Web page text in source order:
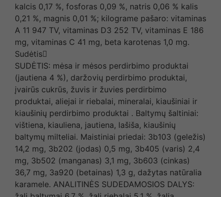
kalcis 0,17 %, fosforas 0,09 %, natris 0,06 % kalis
0,21 %, magnis 0,01 %; kilograme pašaro: vitaminas
A 11 947 TV, vitaminas D3 252 TV, vitaminas E 186
mg, vitaminas C 41 mg, beta karotenas 1,0 mg.
Sudėtis
SUDĖTIS: mėsa ir mėsos perdirbimo produktai
(jautiena 4 %), daržovių perdirbimo produktai,
įvairūs cukrūs, žuvis ir žuvies perdirbimo
produktai, aliejai ir riebalai, mineralai, kiaušiniai ir
kiaušinių perdirbimo produktai . Baltymų šaltiniai:
vištiena, kiauliena, jautiena, lašiša, kiaušinių
baltymų milteliai. Maistiniai priedai: 3b103 (geležis)
14,2 mg, 3b202 (jodas) 0,5 mg, 3b405 (varis) 2,4
mg, 3b502 (manganas) 3,1 mg, 3b603 (cinkas)
36,7 mg, 3a920 (betainas) 1,3 g, dažytas natūralia
karamele. ANALITINĖS SUDEDAMOSIOS DALYS: